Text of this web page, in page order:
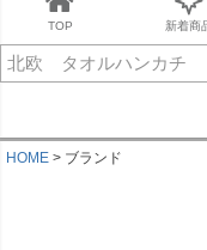
TOP 新着商
キーワードヒッ
HOME ブランド